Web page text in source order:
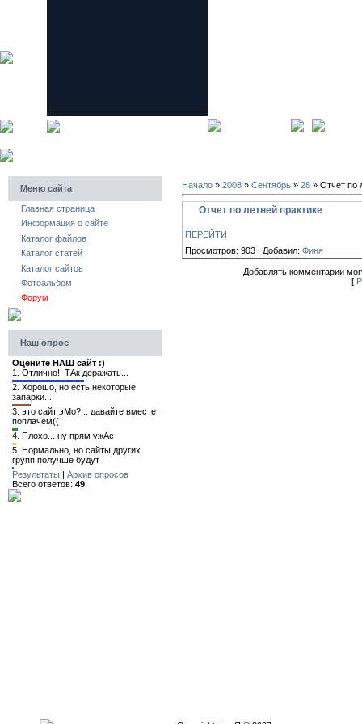
Меню сайта
Главная страница
Информация о сайте
Каталог файлов
Каталог статей
Каталог сайтов
Фотоальбом
Форум
Наш опрос
Оцените НАШ сайт :)
1. Отлично!! ТАк деражать...
2. Хорошо, но есть некоторые
запарки...
3. это сайт эМо?... давайте вместе
поплачем((
4. Плохо... ну прям ужАс
5. Нормально, но сайты других
групп получше будут
Результаты | Архив опросов
Всего ответов: 49
Начало » 2008 » Сентябрь » 28 » Отчет по
Отчет по летней практике
ПЕРЕЙТИ
Просмотров: 903 | Добавил: Финя
Добавлять комментарии
[